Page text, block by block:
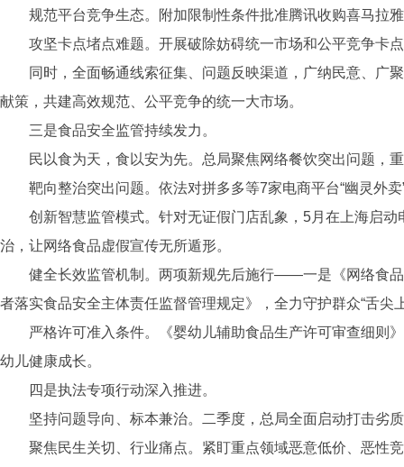
规范平台竞争生态。附加限制性条件批准腾讯收购喜马拉
攻坚卡点堵点难题。开展破除妨碍统一市场和公平竞争卡
同时，全面畅通线索征集、问题反映渠道，广纳民意、广
献策，共建高效规范、公平竞争的统一大市场。
三是食品安全监管持续发力。
民以食为天，食以安为先。总局聚焦网络餐饮突出问题，
靶向整治突出问题。依法对拼多多等7家电商平台“幽灵外
创新智慧监管模式。针对无证假门店乱象，5月在上海启
治，让网络食品虚假宣传无所遁形。
健全长效监管机制。两项新规先后施行——一是《网络食
者落实食品安全主体责任监督管理规定》，全力守护群众“舌尖
严格许可准入条件。《婴幼儿辅助食品生产许可审查细则
幼儿健康成长。
四是执法专项行动深入推进。
坚持问题导向、标本兼治。二季度，总局全面启动打击劣
聚焦民生关切、行业痛点。紧盯重点领域恶意低价、恶性